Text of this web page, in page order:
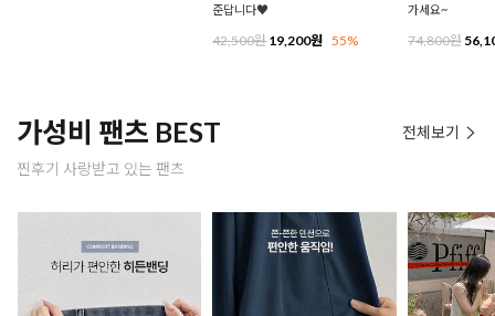
준답니다♥
42,500원19,200원 55%
가세요~
74,800원
가성비 팬츠 BEST
찐후기 사랑받고 있는 팬츠
전체보기